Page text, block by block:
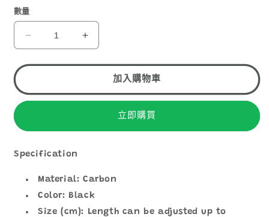
體
檔
數量
SNOWLINE
CARBON
POLE
180CM
少
SNOWLINE
CARBON
POLE
180CM
加入購物車
立即購買
Specification
Material: Carbon
Color: Black
Size (cm): Length can be adjusted up to